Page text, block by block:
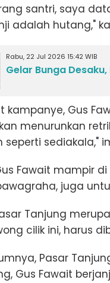
santri, saya
adalah hutang,"
Rabu, 22 Jul 2026 15:42 WIB
Gelar Bunga
kampanye, Gus
menurunkan
seperti sediakala,"
Fawait mampir
juga
Tanjung
cilik ini, harus
Pasar
Gus Fawait